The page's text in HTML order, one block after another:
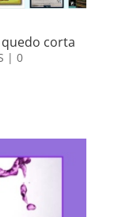
corta
| 0